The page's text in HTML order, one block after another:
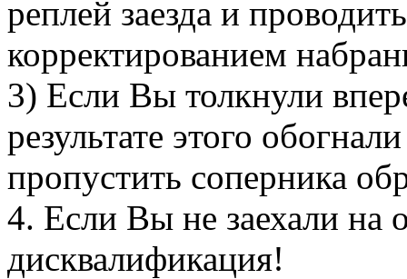
реплей заезда и
корректированием
3) Если Вы толкнули
результате этого
пропустить соперника
4. Если Вы не заехали на
дисквалификация!